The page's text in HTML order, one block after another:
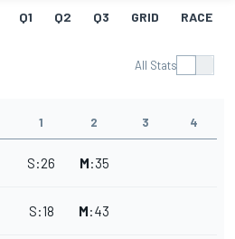
Q1 Q2 Q3 GRID RACE
All Stats
1 2 3 4
S:26 M:35
S:18 M:43